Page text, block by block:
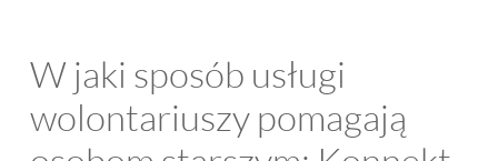
W jaki sposób usługi
wolontariuszy pomagają